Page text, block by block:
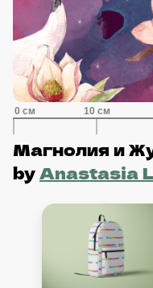
Магнолия и
byAnastasia